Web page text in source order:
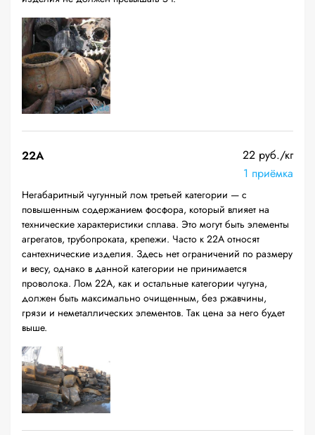
22A
22 руб./кг
1 приёмка
Негабаритный чугунный лом третьей категории — с
повышенным содержанием фосфора, который влияет на
технические характеристики сплава. Это могут быть элементы
агрегатов, трубопроката, крепежи. Часто к 22А относят
сантехнические изделия. Здесь нет ограничений по размеру
и весу, однако в данной категории не принимается
проволока. Лом 22А, как и остальные категории чугуна,
должен быть максимально очищенным, без ржавчины,
грязи и неметаллических элементов. Так цена за него будет
выше.